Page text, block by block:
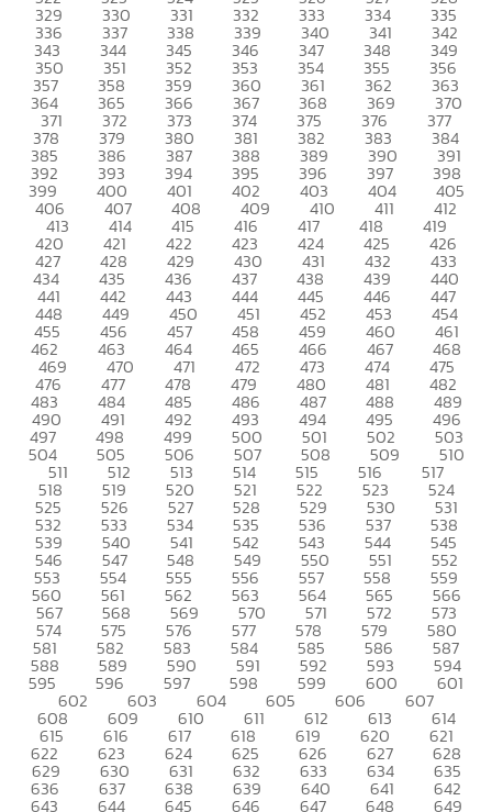
329 330 331 332 333 334 335
336 337 338 339 340 341 342
343 344 345 346 347 348 349
350 351 352 353 354 355 356
357 358 359 360 361 362 363
364 365 366 367 368 369 370
371 372 373 374 375 376 377
378 379 380 381 382 383 384
385 386 387 388 389 390 391
392 393 394 395 396 397 398
399 400 401 402 403 404 405
406 407 408 409 410 411 412
413 414 415 416 417 418 419
420 421 422 423 424 425 426
427 428 429 430 431 432 433
434 435 436 437 438 439 440
441 442 443 444 445 446 447
448 449 450 451 452 453 454
455 456 457 458 459 460 461
462 463 464 465 466 467 468
469 470 471 472 473 474 475
476 477 478 479 480 481 482
483 484 485 486 487 488 489
490 491 492 493 494 495 496
497 498 499 500 501 502 503
504 505 506 507 508 509 510
511 512 513 514 515 516 517
518 519 520 521 522 523 524
525 526 527 528 529 530 531
532 533 534 535 536 537 538
539 540 541 542 543 544 545
546 547 548 549 550 551 552
553 554 555 556 557 558 559
560 561 562 563 564 565 566
567 568 569 570 571 572 573
574 575 576 577 578 579 580
581 582 583 584 585 586 587
588 589 590 591 592 593 594
595 596 597 598 599 600 601
602 603 604 605 606 607
608 609 610 611 612 613 614
615 616 617 618 619 620 621
622 623 624 625 626 627 628
629 630 631 632 633 634 635
636 637 638 639 640 641 642
643 644 645 646 647 648 649